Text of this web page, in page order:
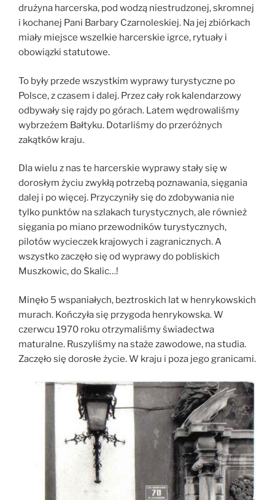
drużyna harcerska, pod wodzą niestrudzonej, skromnej
i kochanej Pani Barbary Czarnoleskiej. Na jej zbiórkach
miały miejsce wszelkie harcerskie igrce, rytuały i
obowiązki statutowe.
To były przede wszystkim wyprawy turystyczne po
Polsce, z czasem i dalej. Przez cały rok kalendarzowy
odbywały się rajdy po górach. Latem wędrowaliśmy
wybrzeżem Bałtyku. Dotarliśmy do przeróżnych
zakątków kraju.
Dla wielu z nas te harcerskie wyprawy stały się w
dorosłym życiu zwykłą potrzebą poznawania, sięgania
dalej i po więcej. Przyczyniły się do zdobywania nie
tylko punktów na szlakach turystycznych, ale również
sięgania po miano przewodników turystycznych,
pilotów wycieczek krajowych i zagranicznych. A
wszystko zaczęło się od wyprawy do pobliskich
Muszkowic, do Skalic…!
Minęło 5 wspaniałych, beztroskich lat w henrykowskich
murach. Kończyła się przygoda henrykowska. W
czerwcu 1970 roku otrzymaliśmy świadectwa
maturalne. Ruszyliśmy na staże zawodowe, na studia.
Zaczęło się dorosłe życie. W kraju i poza jego granicami.